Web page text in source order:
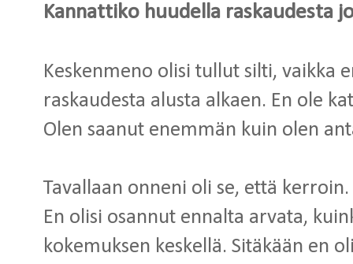
Kannattiko huudella raskaudesta
Keskenmeno olisi tullut silti, vaikka
raskaudesta alusta alkaen. En ole
Olen saanut enemmän kuin olen
Tavallaan onneni oli se, että
En olisi osannut ennalta arvata,
kokemuksen keskellä. Sitäkään en